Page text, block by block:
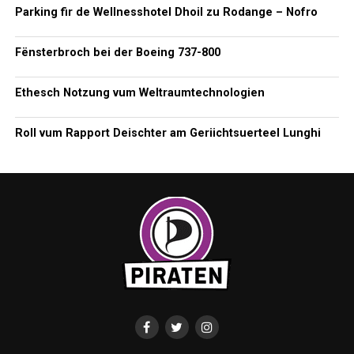
Parking fir de Wellnesshotel Dhoil zu Rodange – Nofro
Fënsterbroch bei der Boeing 737-800
Ethesch Notzung vum Weltraumtechnologien
Roll vum Rapport Deischter am Geriichtsuerteel Lunghi